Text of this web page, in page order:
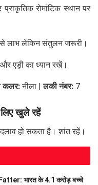
रोमांटिक स्थान पर
से लाभ लेकिन संतुलन जरूरी।
एड़ी का ध्यान रखें।
कलर:नीला |लकी नंबर: 7
लिए खुले रहें
हो सकता है। शांत रहें।
भारत के 4.1 करोड़ बच्चे